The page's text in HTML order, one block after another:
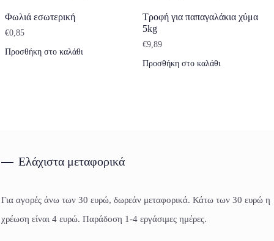
Φωλιά εσωτερική
€0,85
Προσθήκη στο καλάθι
Τροφή για παπαγαλάκια χύμα
5kg
€9,89
Προσθήκη στο καλάθι
Ελάχιστα μεταφορικά
Για αγορές άνω των 30 ευρώ, δωρεάν μεταφορικά. Κάτω των 30 ευρώ η
χρέωση είναι 4 ευρώ. Παράδοση 1-4 εργάσιμες ημέρες.